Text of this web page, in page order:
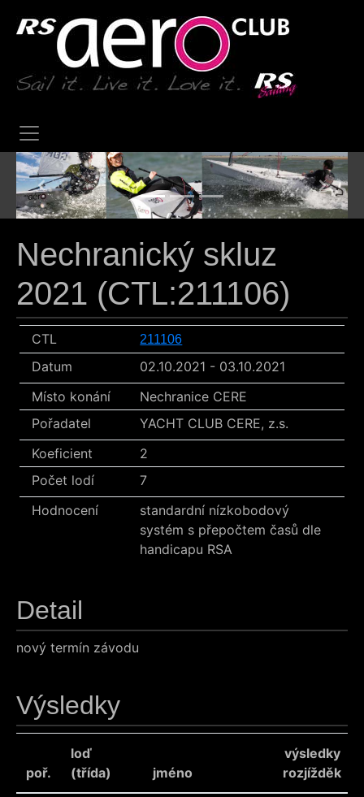
Previous Next
Nechranický skluz
2021 (CTL:211106)
CTL 211106
Datum
02.10.2021 - 03.10.2021
Místo konání
Nechranice CERE
Pořadatel
YACHT CLUB CERE, z.s.
Koeficient
2
Počet lodí
7
Hodnocení
standardní nízkobodový
systém s přepočtem časů dle
handicapu RSA
Detail
nový termín závodu
Výsledky
poř.
loď
(třída)
jméno
výsledky
rozjížděk